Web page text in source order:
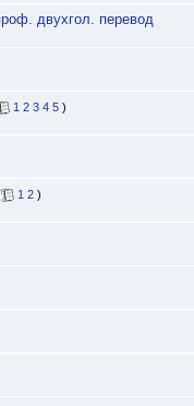
двухгол. перевод
1 2 3 4 5 )
1 2 )